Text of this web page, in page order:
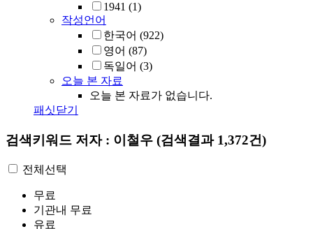
1941 (1)
작성언어
한국어 (922)
영어 (87)
독일어 (3)
오늘 본 자료
오늘 본 자료가 없습니다.
패싯닫기
검색키워드 저자 : 이철우 (검색결과 1,372건)
전체선택
무료
기관내 무료
유료